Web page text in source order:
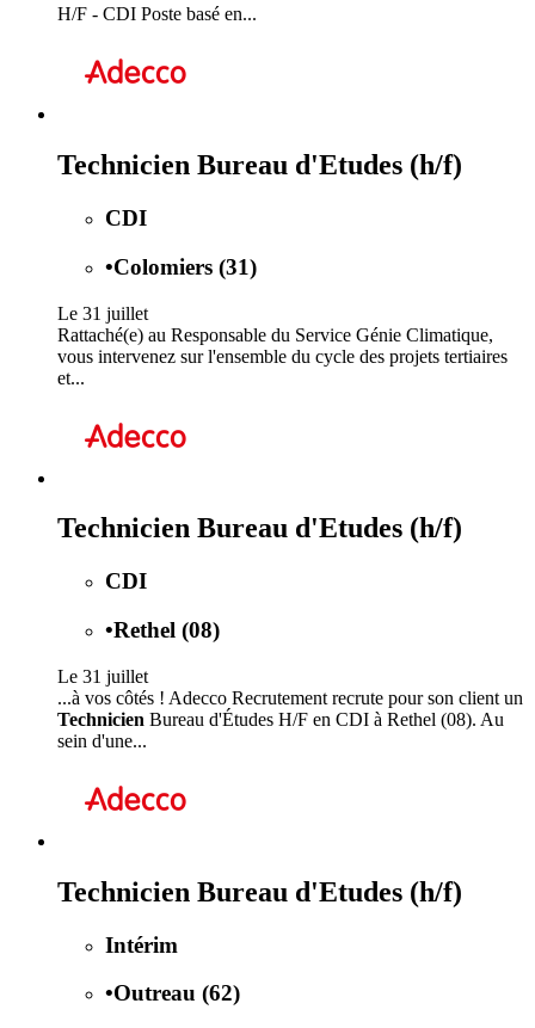
H/F - CDI Poste basé en...
Technicien Bureau d'Etudes (h/f)
CDI
•Colomiers (31)
Le 31 juillet
Rattaché(e) au Responsable du Service Génie Climatique,
vous intervenez sur l'ensemble du cycle des projets tertiaires
et...
Technicien Bureau d'Etudes (h/f)
CDI
•Rethel (08)
Le 31 juillet
...à vos côtés ! Adecco Recrutement recrute pour son client un
Technicien Bureau d'Études H/F en CDI à Rethel (08). Au
sein d'une...
Technicien Bureau d'Etudes (h/f)
Intérim
•Outreau (62)